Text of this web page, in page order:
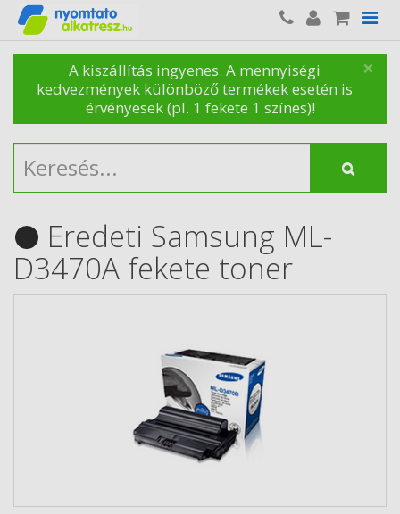
×
A kiszállítás ingyenes. A mennyiségi
kedvezmények különböző termékek esetén is
érvényesek (pl. 1 fekete 1 színes)!
Eredeti Samsung ML-
D3470A fekete toner